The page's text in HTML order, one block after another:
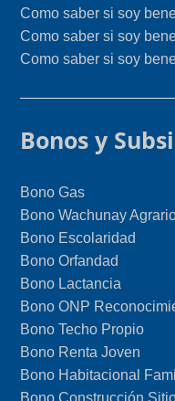
Como saber si soy
Como saber si soy
Como saber si soy
Bonos y
Bono Gas
Bono Wachunay
Bono Escolaridad
Bono Orfandad
Bono Lactancia
Bono ONP
Bono Techo Propio
Bono Renta Joven
Bono Habitacional
Bono Construcción